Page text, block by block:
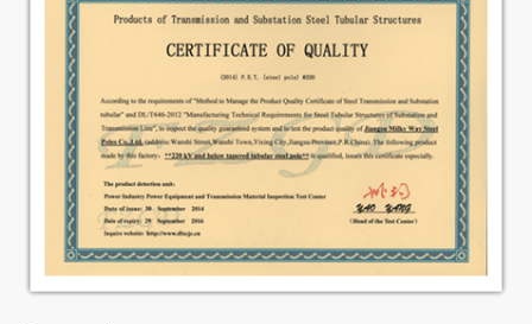
Πάχος 1 χιλ. σε 30 χιλ.
Διαδικασία
παραγωγής
Δοκιμή → Cuttingj πρώτης ύλης
που ή που κάμπτει →Welidng
(διαμήκης
) το →Dimension ελέγχει →Flange
το →Calibration →
Deburr→Galvanization διάτρυσης
συγκόλλησης →Hole ή